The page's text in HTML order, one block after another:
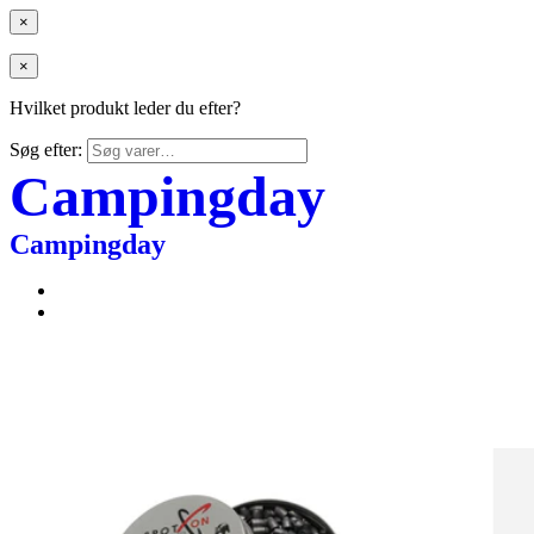
×
×
Hvilket produkt leder du efter?
Søg efter:
Campingday
Campingday